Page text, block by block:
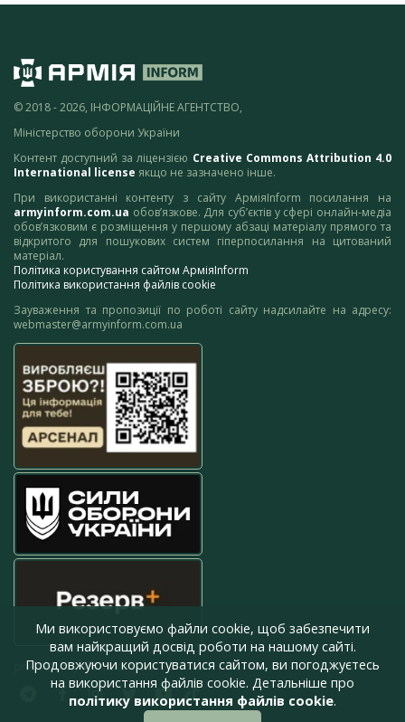
© 2018 - 2026, ІНФОРМАЦІЙНЕ АГЕНТСТВО,
Міністерство оборони України
Контент доступний за ліцензією Creative Commons Attribution 4.0
International license якщо не зазначено інше.
При використанні контенту з сайту АрміяInform посилання на
armyinform.com.ua обов’язкове. Для суб’єктів у сфері онлайн-медіа
обов’язковим є розміщення у першому абзаці матеріалу прямого та
відкритого для пошукових систем гіперпосилання на цитований
матеріал.
Політика користування сайтом АрміяInform
Політика використання файлів cookie
Зауваження та пропозиції по роботі сайту надсилайте на адресу:
webmaster@armyinform.com.ua
press@armyinform.com.ua
Ми використовуємо файли cookie, щоб забезпечити
вам найкращий досвід роботи на нашому сайті.
Продовжуючи користуватися сайтом, ви погоджуєтесь
на використання файлів cookie. Детальніше про
політику використання файлів cookie.